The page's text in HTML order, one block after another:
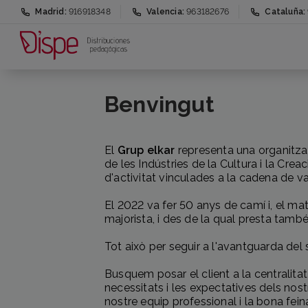
Madrid: 916918348 Valencia:963182676 Cataluña:
Benvingut
El Grup elkar representa una
de les Indústries de la Cultura i la
d'activitat vinculades a la cadena de
El 2022 va fer 50 anys de camí i, el
majorista, i des de la qual presta
Tot això per seguir a l'avantguarda
Busquem posar el client a la
necessitats i les expectatives dels
nostre equip professional i la bona